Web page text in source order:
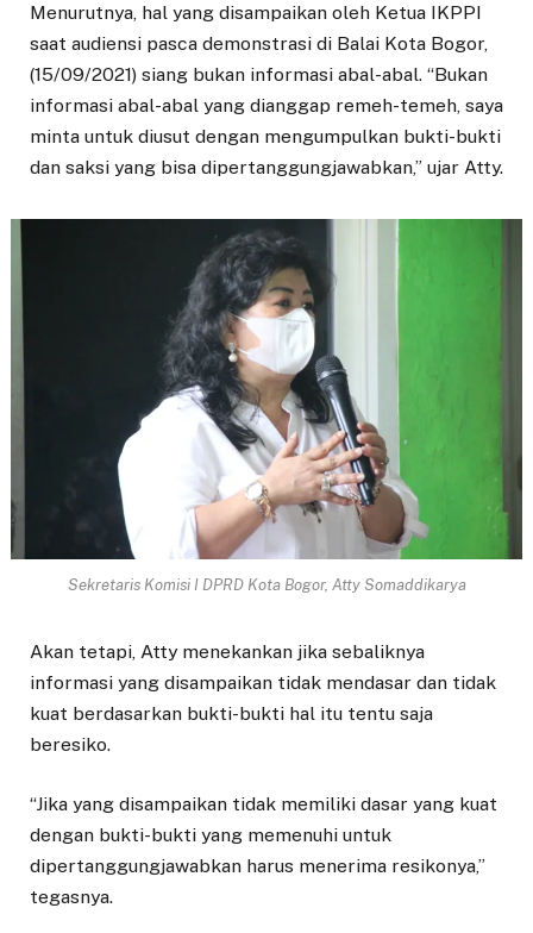
Menurutnya, hal yang disampaikan oleh Ketua IKPPI
saat audiensi pasca demonstrasi di Balai Kota Bogor,
(15/09/2021) siang bukan informasi abal-abal. “Bukan
informasi abal-abal yang dianggap remeh-temeh, saya
minta untuk diusut dengan mengumpulkan bukti-bukti
dan saksi yang bisa dipertanggungjawabkan,” ujar Atty.
Sekretaris Komisi I DPRD Kota Bogor, Atty Somaddikarya
Akan tetapi, Atty menekankan jika sebaliknya
informasi yang disampaikan tidak mendasar dan tidak
kuat berdasarkan bukti-bukti hal itu tentu saja
beresiko.
“Jika yang disampaikan tidak memiliki dasar yang kuat
dengan bukti-bukti yang memenuhi untuk
dipertanggungjawabkan harus menerima resikonya,”
tegasnya.